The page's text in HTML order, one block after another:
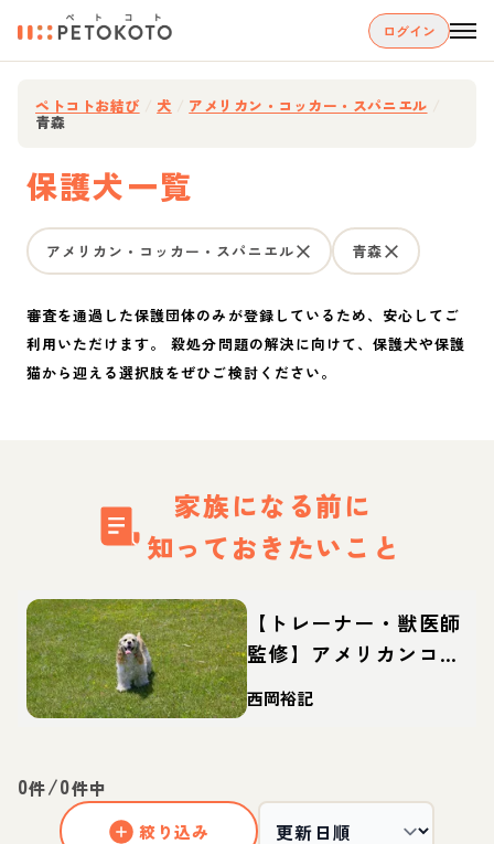
ログイン
ペトコトお結び 犬 アメリカン・コッカー・スパニエル
青森
保護犬一覧
アメリカン・コッカー・スパニエル 青森
審査を通過した保護団体のみが登録しているため、安心してご
利用いただけます。 殺処分問題の解決に向けて、保護犬や保護
猫から迎える選択肢をぜひご検討ください。
家族になる前に
知っておきたいこと
【トレーナー・獣医師
監修】アメリカンコッ
カースパニエルってど
んな犬？性格・特徴・
西岡裕記
0件/0件中
絞り込み